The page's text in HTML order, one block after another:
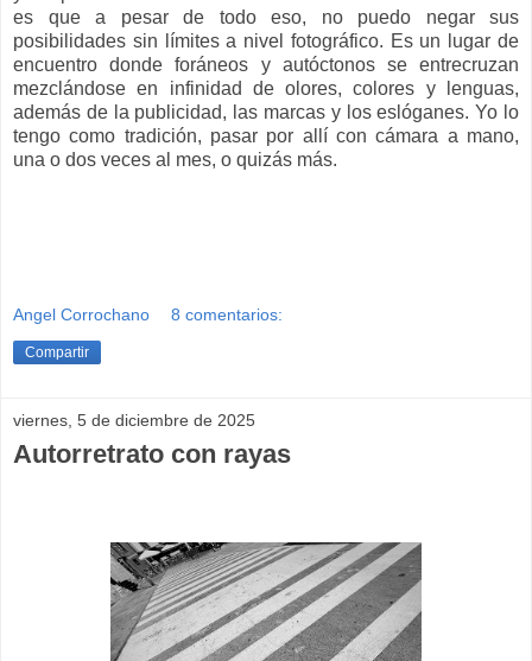
es que a pesar de todo eso, no puedo negar sus
posibilidades sin límites a nivel fotográfico. Es un lugar de
encuentro donde foráneos y autóctonos se entrecruzan
mezclándose en infinidad de olores, colores y lenguas,
además de la publicidad, las marcas y los eslóganes. Yo lo
tengo como tradición, pasar por allí con cámara a mano,
una o dos veces al mes, o quizás más.
Angel Corrochano 8 comentarios:
Compartir
viernes, 5 de diciembre de 2025
Autorretrato con rayas